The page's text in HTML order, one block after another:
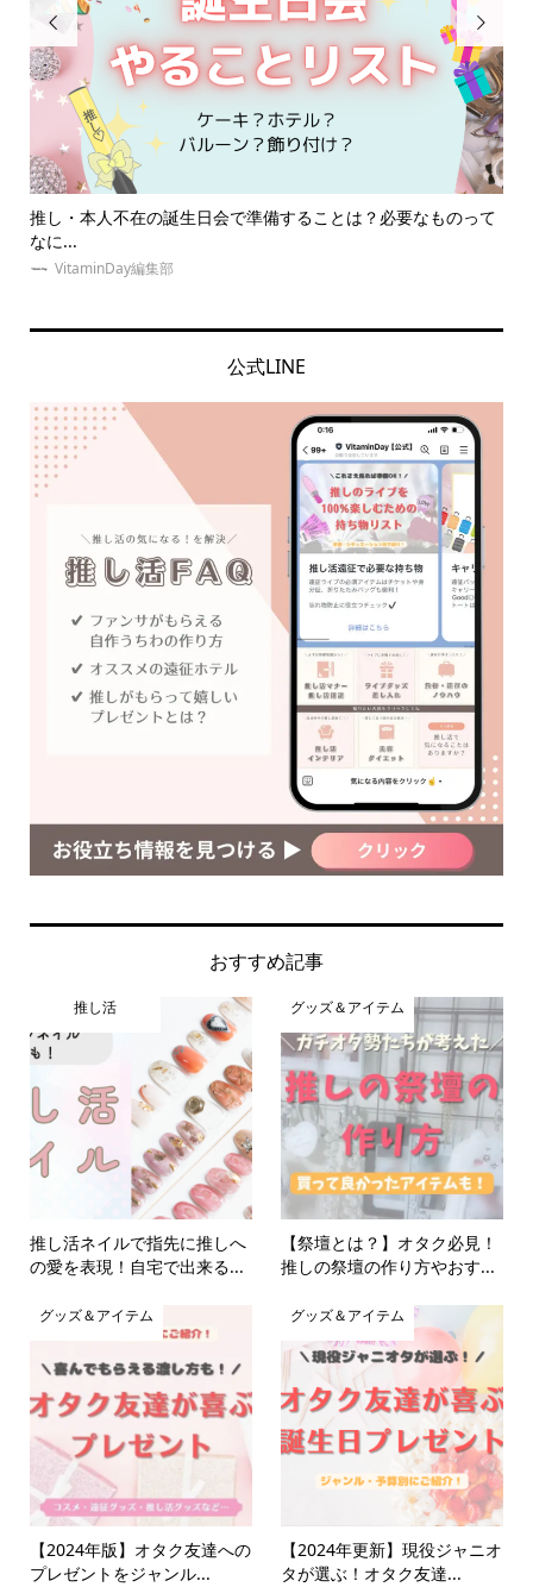

推し・本人不在の誕生日会で準備することは？必要なものって
なに...
VitaminDay編集部

公式LINE
おすすめ記事
推し活
推し活ネイルで指先に推しへ
の愛を表現！自宅で出来る...
グッズ＆アイテム
【祭壇とは？】オタク必見！
推しの祭壇の作り方やおす...
グッズ＆アイテム
【2024年版】オタク友達への
プレゼントをジャンル...
グッズ＆アイテム
【2024年更新】現役ジャニオ
タが選ぶ！オタク友達...